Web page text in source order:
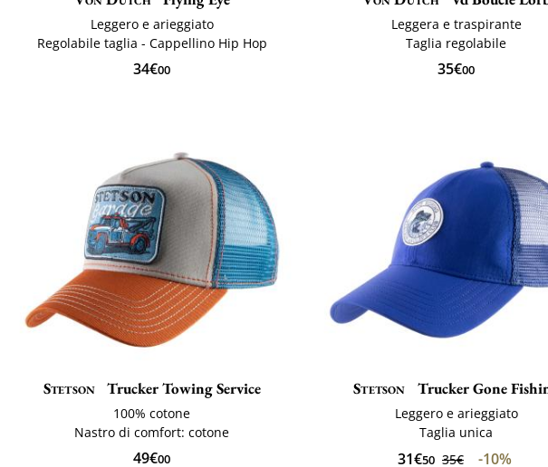
Leggero e arieggiato
Regolabile taglia - Cappellino Hip Hop
34€00
Leggera e traspirante
Taglia regolabile
35€00
Stetson Trucker Towing Service
100% cotone
Nastro di comfort: cotone
49€00
Stetson Trucker Gone
Leggero e arieggiato
Taglia unica
31€50 35€ -10%